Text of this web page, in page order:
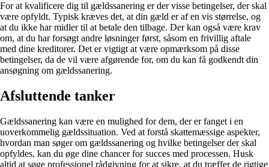
For at kvalificere dig til gældssanering er der visse betingelser, der skal
være opfyldt. Typisk kræves det, at din gæld er af en vis størrelse, og
at du ikke har midler til at betale den tilbage. Der kan også være krav
om, at du har forsøgt andre løsninger først, såsom en frivillig aftale
med dine kreditorer. Det er vigtigt at være opmærksom på disse
betingelser, da de vil være afgørende for, om du kan få godkendt din
ansøgning om gældssanering.
Afsluttende tanker
Gældssanering kan være en mulighed for dem, der er fanget i en
uoverkommelig gældssituation. Ved at forstå skattemæssige aspekter,
hvordan man søger om gældssanering og hvilke betingelser der skal
opfyldes, kan du øge dine chancer for succes med processen. Husk
altid at søge professionel rådgivning for at sikre, at du træffer de rigtige